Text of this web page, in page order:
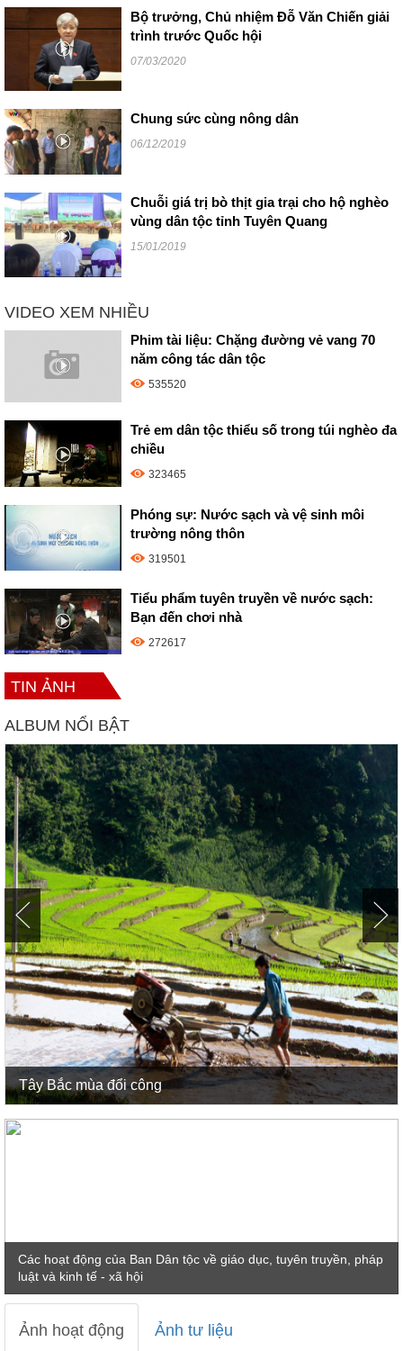
Bộ trưởng, Chủ nhiệm Đỗ Văn Chiến giải
trình trước Quốc hội
07/03/2020
Chung sức cùng nông dân
06/12/2019
Chuỗi giá trị bò thịt gia trại cho hộ nghèo
vùng dân tộc tỉnh Tuyên Quang
15/01/2019
VIDEO XEM NHIỀU
Phim tài liệu: Chặng đường vẻ vang 70
năm công tác dân tộc
535520
Trẻ em dân tộc thiểu số trong túi nghèo đa
chiều
323465
Phóng sự: Nước sạch và vệ sinh môi
trường nông thôn
319501
Tiểu phẩm tuyên truyền về nước sạch:
Bạn đến chơi nhà
272617
TIN ẢNH
ALBUM NỔI BẬT
Tây Bắc mùa đổi công
Các hoạt động của Ban Dân tộc về giáo dục, tuyên truyền, pháp
luật và kinh tế - xã hội
Ảnh hoạt động Ảnh tư liệu